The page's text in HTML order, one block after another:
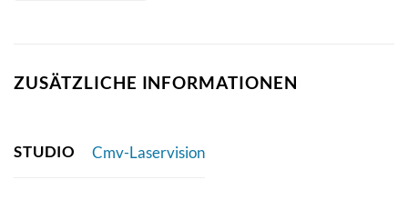
ZUSÄTZLICHE INFORMATIONEN
STUDIO Cmv-Laservision